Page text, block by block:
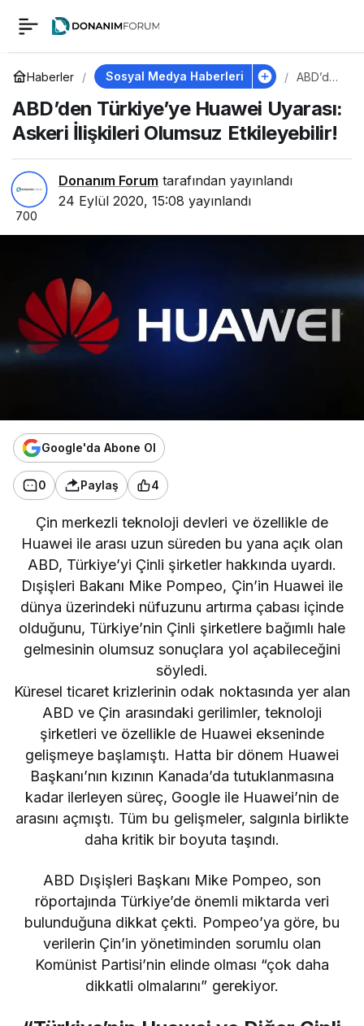
Haberler Sosyal Medya Haberleri
ABD’den
ye
Huawei
Uyarası:
İlişkileri
ABD’den Türkiye’ye Huawei Uyarası:
Askeri İlişkileri Olumsuz Etkileyebilir!
Donanım Forum tarafından yayınlandı
24 Eylül 2020, 15:08 yayınlandı
700
Google'da Abone Ol
0 Paylaş 4
Çin merkezli teknoloji devleri ve özellikle de
Huawei ile arası uzun süreden bu yana açık olan
ABD, Türkiye’yi Çinli şirketler hakkında uyardı.
Dışişleri Bakanı Mike Pompeo, Çin’in Huawei ile
dünya üzerindeki nüfuzunu artırma çabası içinde
olduğunu, Türkiye’nin Çinli şirketlere bağımlı hale
gelmesinin olumsuz sonuçlara yol açabileceğini
söyledi.
Küresel ticaret krizlerinin odak noktasında yer alan
ABD ve Çin arasındaki gerilimler, teknoloji
şirketleri ve özellikle de Huawei ekseninde
gelişmeye başlamıştı. Hatta bir dönem Huawei
Başkanı’nın kızının Kanada’da tutuklanmasına
kadar ilerleyen süreç, Google ile Huawei’nin de
arasını açmıştı. Tüm bu gelişmeler, salgınla birlikte
daha kritik bir boyuta taşındı.
ABD Dışişleri Başkanı Mike Pompeo, son
röportajında Türkiye’de önemli miktarda veri
bulunduğuna dikkat çekti. Pompeo’ya göre, bu
verilerin Çin’in yönetiminden sorumlu olan
Komünist Partisi’nin elinde olması “çok daha
dikkatli olmalarını” gerekiyor.
ABD’den Türkiye’ye
Huawei Uyarası:
Askeri İlişkileri
Olumsuz Etkileyebilir!